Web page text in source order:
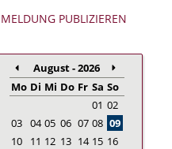
MELDUNG PUBLIZIEREN
August - 2026
Mo Di Mi Do Fr Sa So
01 02
03 04 05 06 07 08 09
10
11 12 13 14 15 16